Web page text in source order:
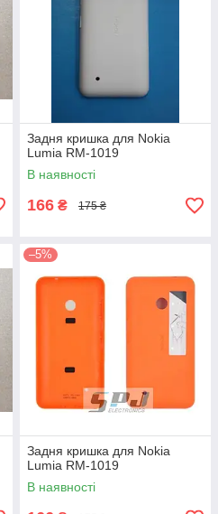
Задня кришка для Nokia
Lumia RM-1019
В наявності
166 ₴ 175 ₴
–5%
Задня кришка для Nokia
Lumia RM-1019
В наявності